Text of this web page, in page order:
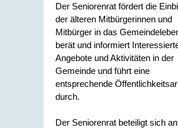
Der Seniorenrat fördert die
der älteren Mitbürgerinnen und
Mitbürger in das
berät und informiert
Angebote und Aktivitäten in der
Gemeinde und führt eine
entsprechende
durch.
Der Seniorenrat beteiligt sich an